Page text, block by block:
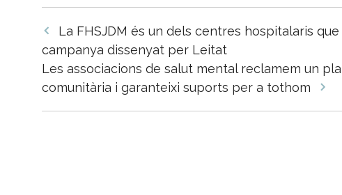
Navegació
per
les
entrades
La FHSJDM és un dels centres hospitalaris
campanya dissenyat per Leitat
Les associacions de salut mental reclamem un
comunitària i garanteixi suports per a tothom